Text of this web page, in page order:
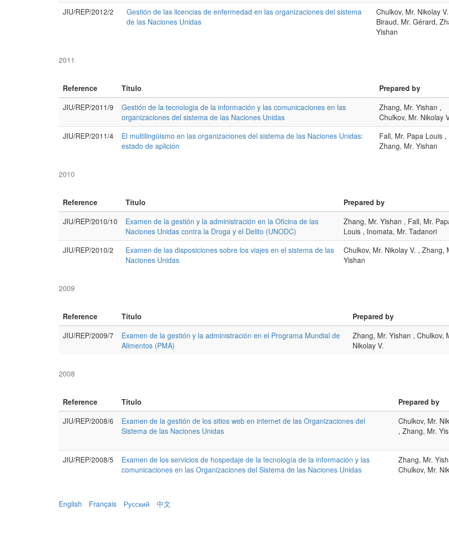
JIU/REP/2012/2
Gestión de las licencias de enfermedad en las organizaciones del sistema
de las Naciones Unidas
Chulkov, Mr. Nikolay
Biraud, Mr. Gérard,
Yishan
2011
Reference Título Prepared by
JIU/REP/2011/9
Gestión de la tecnologia de la información y las comunicaciones en las
organizaciones del sistema de las Naciones Unidas
Zhang, Mr. Yishan ,
Chulkov, Mr. Nikolay
JIU/REP/2011/4
El multilingüismo en las organizaciones del sistema de las Naciones Unidas:
estado de aplición
Fall, Mr. Papa Louis ,
Zhang, Mr. Yishan
2010
Reference Título Prepared by
JIU/REP/2010/10
Examen de la gestión y la administración en la Oficina de las
Naciones Unidas contra la Droga y el Delito (UNODC)
Zhang, Mr. Yishan , Fall, Mr.
Louis , Inomata, Mr. Tadanori
JIU/REP/2010/2
Examen de las disposiciones sobre los viajes en el sistema de las
Naciones Unidas
Chulkov, Mr. Nikolay V. , Zhang,
Yishan
2009
Reference Título Prepared by
JIU/REP/2009/7
Examen de la gestión y la administración en el Programa Mundial de
Alimentos (PMA)
Zhang, Mr. Yishan , Chulkov,
Nikolay V.
2008
Reference Título Prepared by
JIU/REP/2008/6
Examen de la gestión de los sitios web en internet de las Organizaciones del
Sistema de las Naciones Unidas
Chulkov, Mr.
, Zhang, Mr.
JIU/REP/2008/5
Examen de los servicios de hospedaje de la tecnología de la información y las
comunicaciones en las Organizaciones del Sistema de las Naciones Unidas
Zhang, Mr.
Chulkov, Mr.
English Français Русский
中文